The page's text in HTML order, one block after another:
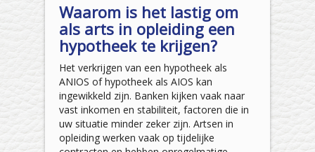
Waarom is het lastig om
als arts in opleiding een
hypotheek te krijgen?
Het verkrijgen van een hypotheek als
ANIOS of hypotheek als AIOS kan
ingewikkeld zijn. Banken kijken vaak naar
vast inkomen en stabiliteit, factoren die in
uw situatie minder zeker zijn. Artsen in
opleiding werken vaak op tijdelijke